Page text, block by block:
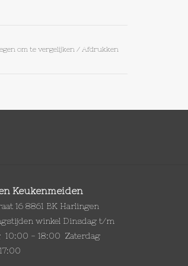
om te vergelijken / Afdrukken
Keukenmeiden
16 8861 BK Harlingen
winkel Dinsdag t/m
10:00 - 18:00 Zaterdag